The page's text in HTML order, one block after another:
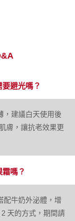
避光嗎？
，建議白天使用後
膚，讓抗老效果更
嗎？
配牛奶外泌體，增
天的方式，期間請